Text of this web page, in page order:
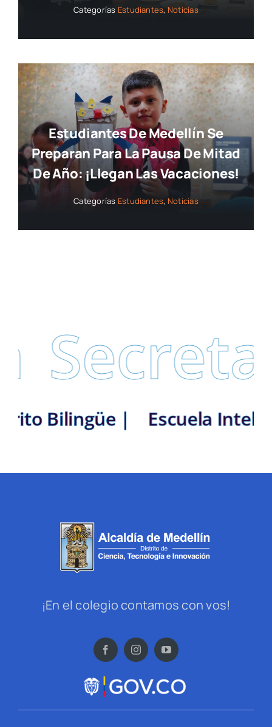
Categorías Estudiantes, Noticias
Estudiantes De Medellín Se
Preparan Para La Pausa De Mitad
De Año: ¡llegan Las Vacaciones!
Categorías Estudiantes, Noticias
Escuela
Distrito Bilingüe |
¡En el colegio contamos con vos!